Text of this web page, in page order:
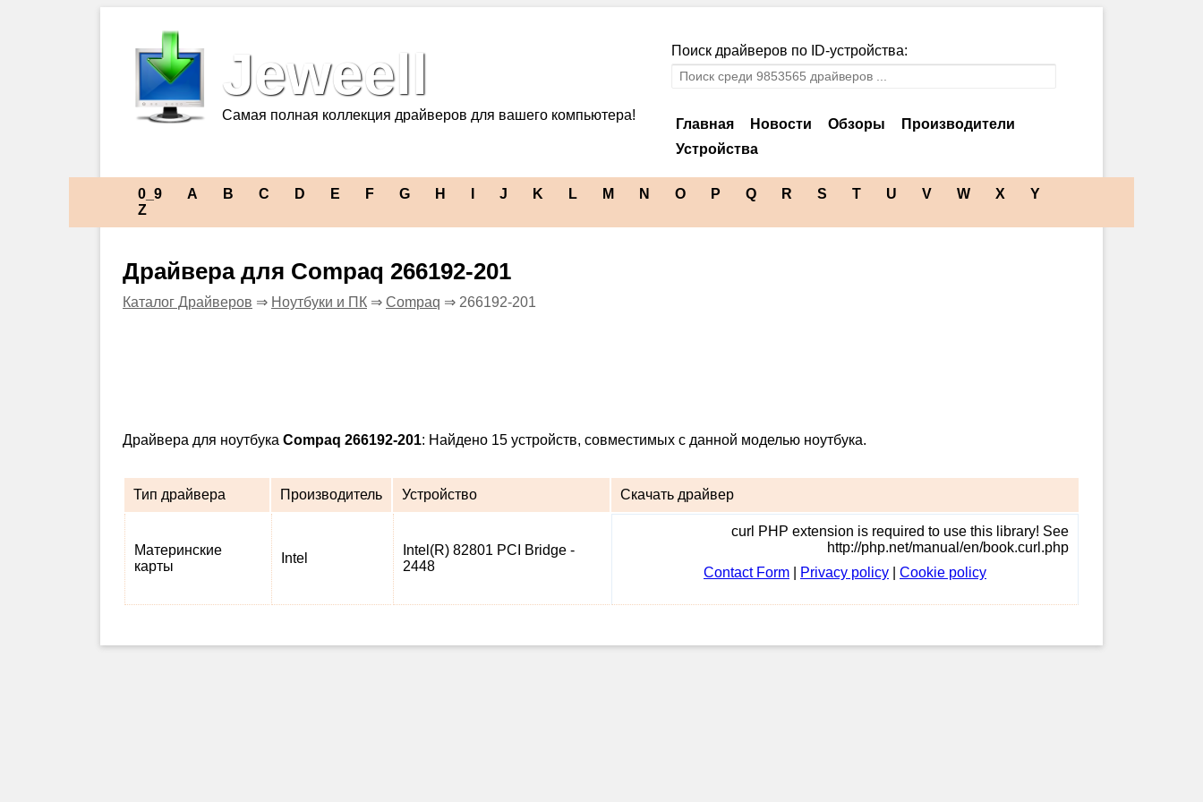
Jeweell
Самая полная коллекция драйверов для вашего компьютера!
Поиск драйверов по ID-устройства:
Главная Новости Обзоры
Производители
Устройства
0_9 A B C D E F G H J K L M N O P Q R S T U V W X
Y
Z
Драйвера для Compaq 266192-201
Каталог Драйверов ⇒ Ноутбуки и ПК ⇒ Compaq ⇒ 266192-201
Драйвера для ноутбука Compaq 266192-201: Найдено 15 устройств, совместимых с данной моделью ноутбука.
Тип драйвера Производитель Устройство Скачать драйвер
Материнские
карты
Intel
Intel(R) 82801 PCI Bridge -
2448
curl PHP extension is required to use this library! See
http://php.net/manual/en/book.curl.php
Contact Form
Privacy policy Cookie policy